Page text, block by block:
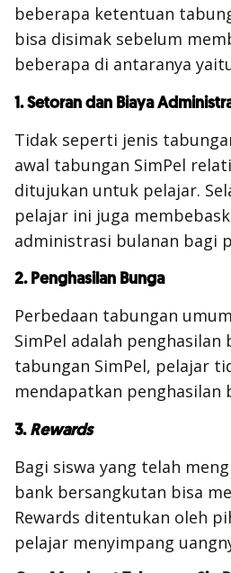
beberapa ketentuan
bisa disimak sebelum
beberapa di antaranya
1. Setoran dan Biaya
Tidak seperti jenis
awal tabungan SimPel
ditujukan untuk pelajar.
pelajar ini juga
administrasi bulanan bagi
2. Penghasilan Bunga
Perbedaan tabungan
SimPel adalah penghasilan
tabungan SimPel, pelajar
mendapatkan penghasilan
3.Rewards
Bagi siswa yang telah
bank bersangkutan bisa
Rewards ditentukan oleh
pelajar menyimpang